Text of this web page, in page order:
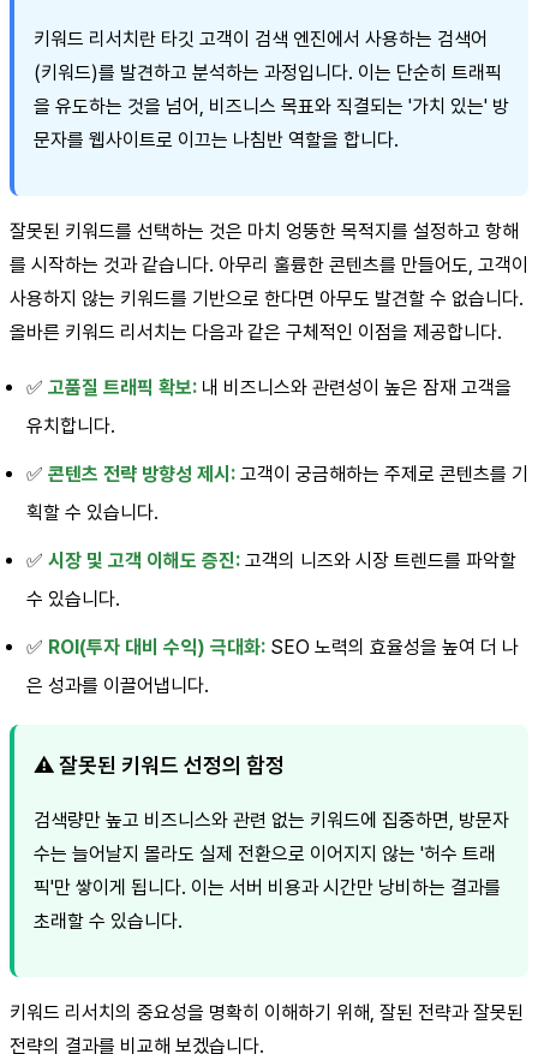
키워드 리서치란 타깃 고객이 검색 엔진에서 사용하는 검색어
(키워드)를 발견하고 분석하는 과정입니다. 이는 단순히 트래픽
을 유도하는 것을 넘어, 비즈니스 목표와 직결되는 '가치 있는' 방
문자를 웹사이트로 이끄는 나침반 역할을 합니다.
잘못된 키워드를 선택하는 것은 마치 엉뚱한 목적지를 설정하고 항해
를 시작하는 것과 같습니다. 아무리 훌륭한 콘텐츠를 만들어도, 고객이
사용하지 않는 키워드를 기반으로 한다면 아무도 발견할 수 없습니다.
올바른 키워드 리서치는 다음과 같은 구체적인 이점을 제공합니다.
✅ 고품질 트래픽 확보: 내 비즈니스와 관련성이 높은 잠재 고객을
유치합니다.
✅ 콘텐츠 전략 방향성 제시: 고객이 궁금해하는 주제로 콘텐츠를 기
획할 수 있습니다.
✅ 시장 및 고객 이해도 증진: 고객의 니즈와 시장 트렌드를 파악할
수 있습니다.
✅ ROI(투자 대비 수익) 극대화: SEO 노력의 효율성을 높여 더 나
은 성과를 이끌어냅니다.
⚠️ 잘못된 키워드 선정의 함정
검색량만 높고 비즈니스와 관련 없는 키워드에 집중하면, 방문자
수는 늘어날지 몰라도 실제 전환으로 이어지지 않는 '허수 트래
픽'만 쌓이게 됩니다. 이는 서버 비용과 시간만 낭비하는 결과를
초래할 수 있습니다.
키워드 리서치의 중요성을 명확히 이해하기 위해, 잘된 전략과 잘못된
전략의 결과를 비교해 보겠습니다.